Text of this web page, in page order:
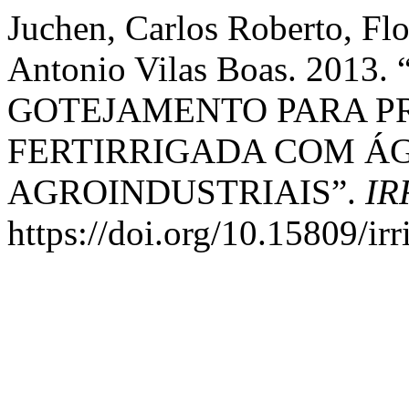
Juchen, Carlos Roberto,
Antonio Vilas Boas. 2013.
GOTEJAMENTO PARA
FERTIRRIGADA COM
AGROINDUSTRIAIS”.
https://doi.org/10.15809/